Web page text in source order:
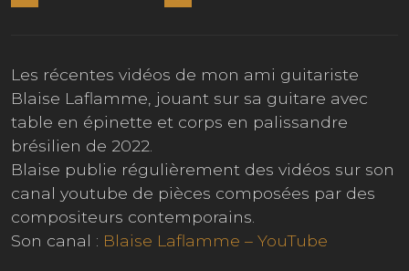
Les récentes vidéos de mon ami guitariste
Blaise Laflamme, jouant sur sa guitare avec
table en épinette et corps en palissandre
brésilien de 2022.
Blaise publie régulièrement des vidéos sur son
canal youtube de pièces composées par des
compositeurs contemporains.
Son canal : Blaise Laflamme – YouTube